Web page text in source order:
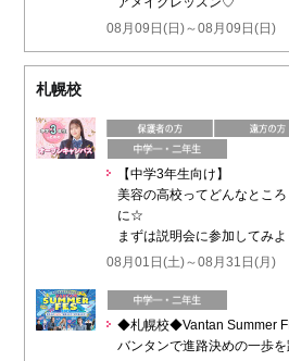
08月09日(日)～08月09日(日)
札幌校
【中学3年生向け】
美容の高校ってどんなとこ
に☆
まずは説明会に参加してみよ
08月01日(土)～08月31日(月)
◆札幌校◆Vantan Summer
バンタンで進路決めの一歩